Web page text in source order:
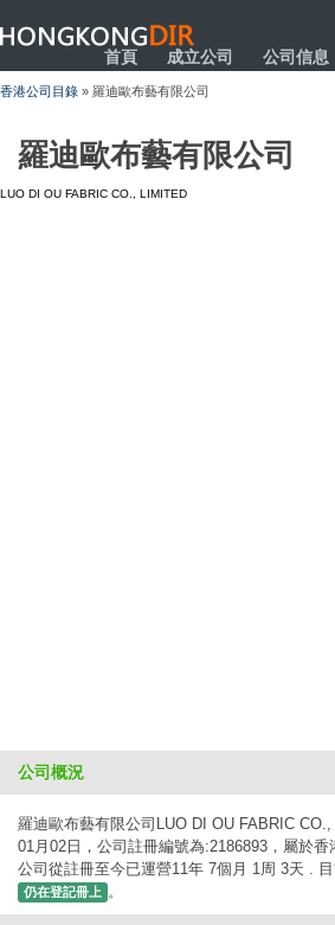
HONGKONGDIR
首頁 成立公司 公司信息
香港公司目錄 » 羅迪歐布藝有限公司
羅迪歐布藝有限公司
LUO DI OU FABRIC CO., LIMITED
公司概況
羅迪歐布藝有限公司LUO DI OU FABRIC
01月02日，公司註冊編號為:2186893，屬於
公司從註冊至今已運營11年 7個月 1周 3天 .
仍在登記冊上 。